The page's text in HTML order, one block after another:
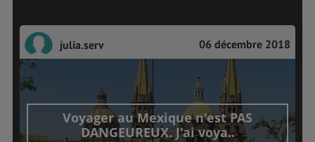
julia.serv 06 décembre 2018
Voyager au Mexique n'est PAS
DANGEUREUX. J'ai voya..